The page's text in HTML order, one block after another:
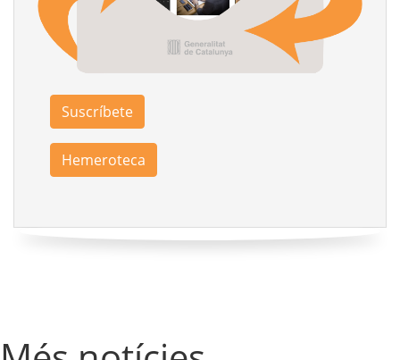
Suscríbete
Hemeroteca